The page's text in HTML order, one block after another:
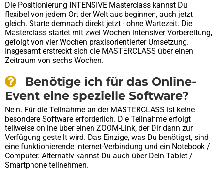
Die Positionierung INTENSIVE Masterclass kannst Du
flexibel von jedem Ort der Welt aus beginnen, auch jetzt
gleich. Starte demnach direkt jetzt - ohne Wartezeit. Die
Masterclass startet mit zwei Wochen intensiver Vorbereitung,
gefolgt von vier Wochen praxisorientierter Umsetzung.
Insgesamt erstreckt sich die MASTERCLASS über einen
Zeitraum von sechs Wochen.
Benötige ich für das Online-
Event eine spezielle Software?
Nein. Für die Teilnahme an der MASTERCLASS ist keine
besondere Software erforderlich. Die Teilnahme erfolgt
teilweise online über einen ZOOM-Link, der Dir dann zur
Verfügung gestellt wird. Das Einzige, was Du benötigst, sind
eine funktionierende Internet-Verbindung und ein Notebook /
Computer. Alternativ kannst Du auch über Dein Tablet /
Smartphone teilnehmen.